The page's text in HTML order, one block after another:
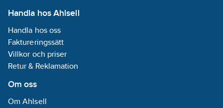
Handla hos Ahlsell
Handla hos oss
Faktureringssätt
Villkor och priser
Retur & Reklamation
Om oss
Om Ahlsell